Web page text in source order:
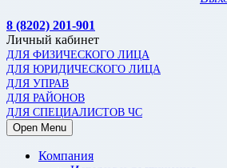
8 (8202) 201-901
Личный кабинет
ДЛЯ ФИЗИЧЕСКОГО ЛИЦА
ДЛЯ ЮРИДИЧЕСКОГО ЛИЦА
ДЛЯ УПРАВ
ДЛЯ РАЙОНОВ
ДЛЯ СПЕЦИАЛИСТОВ ЧС
Open Menu
Компания